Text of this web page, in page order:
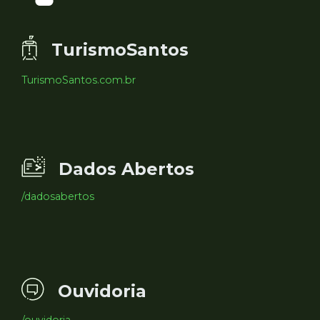
TurismoSantos
TurismoSantos.com.br
Dados Abertos
/dadosabertos
Ouvidoria